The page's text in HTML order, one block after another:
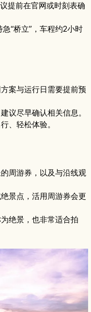
提前在官网或时刻表确
“桥立”，车程约2小时
案与运行日需要提前预
议尽早确认相关信息。
、轻松体验。
周游券，以及与沿线观
景点，活用周游券会更
绝景，也非常适合拍